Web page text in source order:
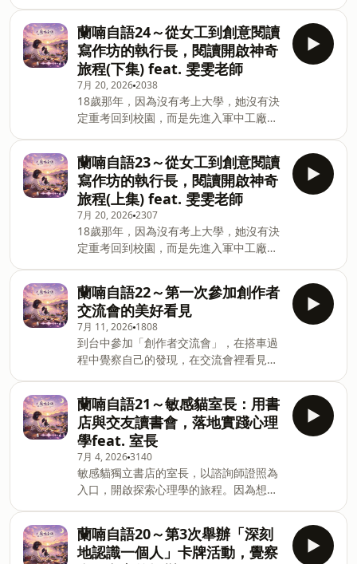
而來的限制性信念。參加讀書會這十多
年，彷彿是一場自我陪伴成長的旅程，一
起走一段看見自己的路。歡迎留言告訴我
你對這一集的想法：
amy5828w@gmail.com Powered by
Firstory Hosting
靈慢慢沈澱下來。在輕柔的吸吐之間，感
謝彼此相聚的緣分，讓自己準備好，開啟
一場深度對話真誠認識彼此的旅程。接
著，請大家在心裡輕聲提問：「今天，宇
宙想給我什麼指引呢？」當慢慢睜開雙眼
後，用左手抽出一張「宇宙共振心靈牌
卡」，迎接屬於自己的訊息。在溫暖的空
間，讓對話連結彼此情感的流動。歡迎留
言告訴我你對這一集的想法：
amy5828w@gmail.com&nbsp;
Powered by Firstory Hosting
蘭喃自語24～從女工到創意閱讀
寫作坊的執行長，閱讀開啟神奇
旅程(下集) feat. 雯雯老師
7月 20, 20262038
18歲那年，因為沒有考上大學，她沒有決
定重考回到校園，而是先進入軍中工廠工
於自己的朋友，這段經歷成為她人生重要
的養分。在大學畢業後，她原本教的是數
學和珠心算。直到有一天，一位家長偶然
得知她畢業於東吳大學中文系，便邀請她
教孩子寫作。從一對一、一對二，到一對
十，學生與家長的口碑逐漸累積，讓原本
家教工作一步步發展成一間小小的補習
班。創業，對雯雯老師來說，其實是一場
意外。如今，她是台南頗具口碑的「送報
伕閱讀寫作坊」執行長，陪伴許多孩子透
過閱讀與寫作，看見自己的能力與價值。
讓我們一起聽聽雯雯老師的人生故事。歡
迎留言告訴我你對這一集的想法：
amy5828w@hotmail.com Powered by
Firstory Hosting
蘭喃自語23～從女工到創意閱讀
寫作坊的執行長，閱讀開啟神奇
旅程(上集) feat. 雯雯老師
7月 20, 20262307
18歲那年，因為沒有考上大學，她沒有決
定重考回到校園，而是先進入軍中工廠工
於自己的朋友，這段經歷成為她人生重要
的養分。在大學畢業後，她原本教的是數
學和珠心算。直到有一天，一位家長偶然
得知她畢業於東吳大學中文系，便邀請她
教孩子寫作。從一對一、一對二，到一對
十，學生與家長的口碑逐漸累積，讓原本
家教工作一步步發展成一間小小的補習
班。創業，對雯雯老師來說，其實是一場
意外。如今，她是台南頗具口碑的「送報
伕閱讀寫作坊」執行長，陪伴許多孩子透
過閱讀與寫作，看見自己的能力與價值。
讓我們一起聽聽雯雯老師的人生故事。歡
迎留言告訴我你對這一集的想法：
amy5828w@gmail.com Powered by
Firstory Hosting
蘭喃自語22～第一次參加創作者
交流會的美好看見
7月 11, 2026 1808
到台中參加「創作者交流會」，在搭車過
程中覺察自己的發現，在交流會裡看見自
創作經驗，互相看見對方亮點，給予鼓勵
支持，願意一起共好的氛圍，內心滿滿感
動.歡迎留言告訴我你對這一集的想法：
amy5828w@gmail.com Powered by
Firstory Hosting
蘭喃自語21～敏感貓室長：用書
店與交友讀書會，落地實踐心理
學feat. 室長
7月 4, 20263140
敏感貓獨立書店的室長，以諮詢師證照為
入口，開啟探索心理學的旅程。因為想分
的過程中，他將所學的專業內化為日常的
傾聽。更進一步成立「交友讀書會」，讓
大家在閱讀與對話中，看見真實的自己，
蘭喃自語20～第3次舉辦「深刻
地認識一個人」卡牌活動，覺察